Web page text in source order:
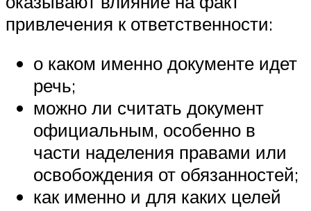
привлечения к ответственности:
о каком именно документе идет
речь;
можно ли считать документ
официальным, особенно в
части наделения правами или
освобождения от обязанностей;
как именно и для каких целей